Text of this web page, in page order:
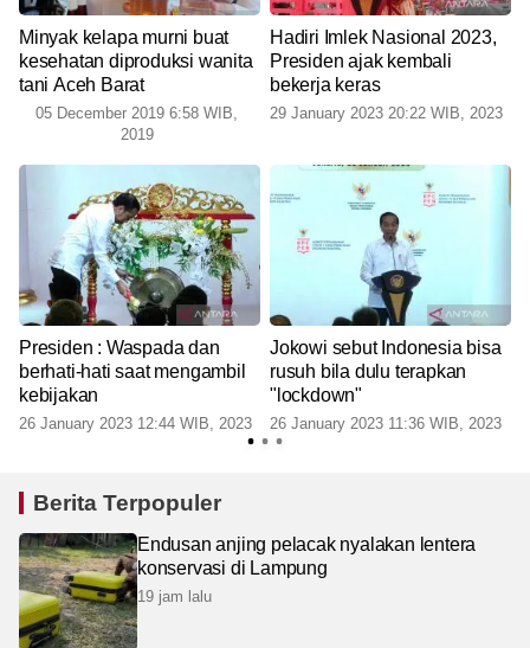
Minyak kelapa murni buat
kesehatan diproduksi wanita
tani Aceh Barat
05 December 2019 6:58 WIB,
2019
Hadiri Imlek Nasional 2023,
Presiden ajak kembali
bekerja keras
29 January 2023 20:22 WIB, 2023
Presiden : Waspada dan
berhati-hati saat mengambil
kebijakan
26 January 2023 12:44 WIB, 2023
Jokowi sebut Indonesia bisa
rusuh bila dulu terapkan
"lockdown"
26 January 2023 11:36 WIB, 2023
Berita Terpopuler
Endusan anjing pelacak nyalakan lentera
konservasi di Lampung
19 jam lalu